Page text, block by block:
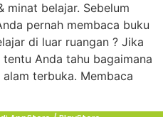
minat belajar. Sebelum
pernah membaca buku
di luar ruangan ? Jika
Anda tahu bagaimana
terbuka. Membaca